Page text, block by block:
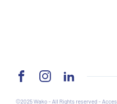
FACEBOOKINSTAGRAMLINKEDIN
©2025 Wako - All Rights reserved -